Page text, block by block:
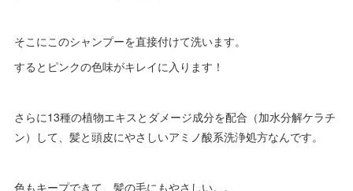
そこにこのシャンプーを直接付けて洗います。
するとピンクの色味がキレイに入ります！
さらに13種の植物エキスとダメージ成分を配合（加水分解ケラチ
ン）して、髪と頭皮にやさしいアミノ酸系洗浄処方なんです。
色もキープできて、髪の毛にもやさしい。。